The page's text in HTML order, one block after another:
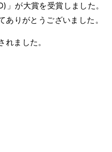
が大賞を受賞しました。
りがとうございました。
ました。